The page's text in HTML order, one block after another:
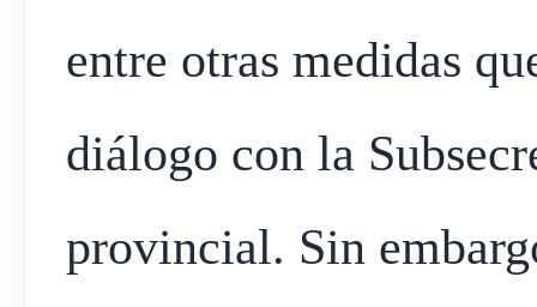
entre otras medidas
diálogo con la
provincial. Sin